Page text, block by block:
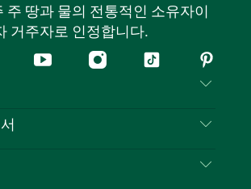
주 땅과 물의 전통적인 소유자이
거주자로 인정합니다.
유
인
틱
핀
터
스